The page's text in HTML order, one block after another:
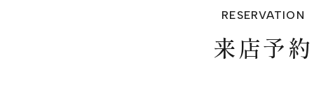
RESERVATION
来店予約